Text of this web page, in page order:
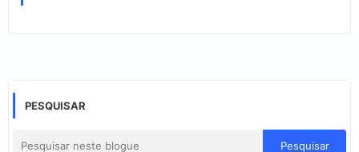
PESQUISAR